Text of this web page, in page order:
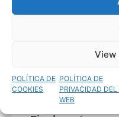
View
POLÍTICA DE
COOKIES
POLÍTICA DE
PRIVACIDAD
WEB
incorrecta
del
problemas